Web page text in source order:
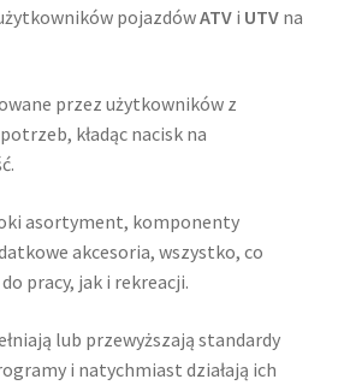
pojazdówATVi UTVna
przez użytkowników z
kładąc nacisk na
asortyment, komponenty
akcesoria, wszystko, co
pracy, jak i rekreacji.
lub przewyższają standardy
i natychmiast działają ich